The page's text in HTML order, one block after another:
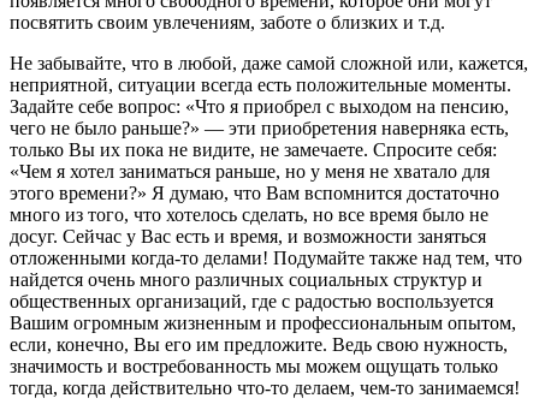
посвятить своим увлечениям, заботе о близких и т.д.
Не забывайте, что в любой, даже самой сложной или, кажется,
неприятной, ситуации всегда есть положительные моменты.
Задайте себе вопрос: «Что я приобрел с выходом на пенсию,
чего не было раньше?» — эти приобретения наверняка есть,
только Вы их пока не видите, не замечаете. Спросите себя:
«Чем я хотел заниматься раньше, но у меня не хватало для
этого времени?» Я думаю, что Вам вспомнится достаточно
много из того, что хотелось сделать, но все время было не
досуг. Сейчас у Вас есть и время, и возможности заняться
отложенными когда-то делами! Подумайте также над тем, что
найдется очень много различных социальных структур и
общественных организаций, где с радостью воспользуется
Вашим огромным жизненным и профессиональным опытом,
если, конечно, Вы его им предложите. Ведь свою нужность,
значимость и востребованность мы можем ощущать только
тогда, когда действительно что-то делаем, чем-то занимаемся!